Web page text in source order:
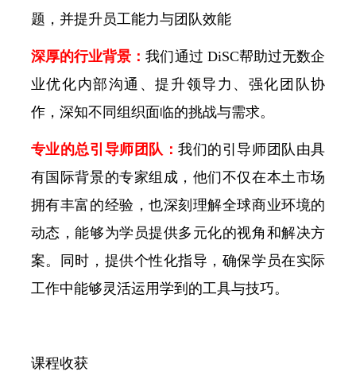
题，并提升员工能力与团队效能
深厚的行业背景：我们通过 DiSC帮助过无数企
业优化内部沟通、提升领导力、强化团队协
作，深知不同组织面临的挑战与需求。
专业的总引导师团队：我们的引导师团队由具
有国际背景的专家组成，他们不仅在本土市场
拥有丰富的经验，也深刻理解全球商业环境的
动态，能够为学员提供多元化的视角和解决方
案。同时，提供个性化指导，确保学员在实际
工作中能够灵活运用学到的工具与技巧。
课程收获